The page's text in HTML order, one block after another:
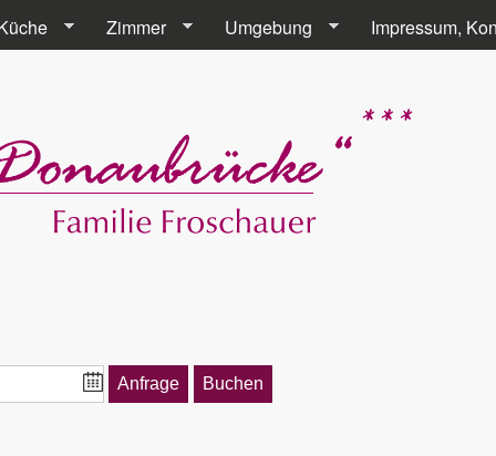
Direkt zum Inhalt
Zimmer Umgebung Impressum,